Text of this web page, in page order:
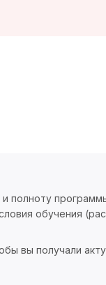
полноту
обучения
вы получали